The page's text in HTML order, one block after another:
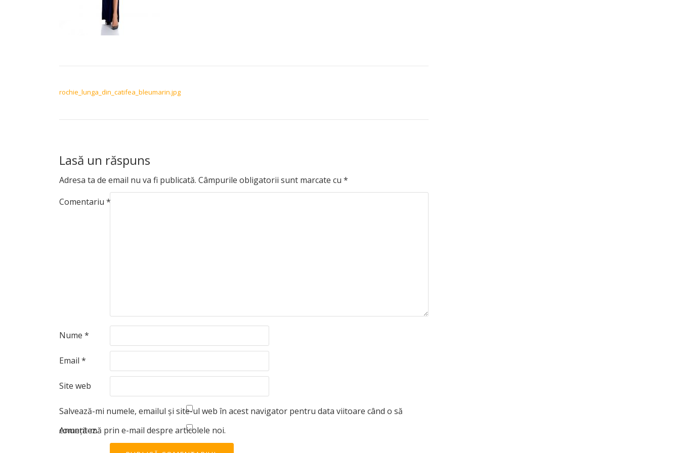
rochie_lunga_din_catifea_bleumarin.jpg
Lasă un răspuns
Adresa ta de email nu va fi publicată. Câmpurile obligatorii sunt marcate cu *
Comentariu *
Nume *
Email *
Site web
Salvează-mi numele, emailul și site-ul web în acest navigator pentru data viitoare când o să
comentez.
Anunță-mă prin e-mail despre articolele noi.